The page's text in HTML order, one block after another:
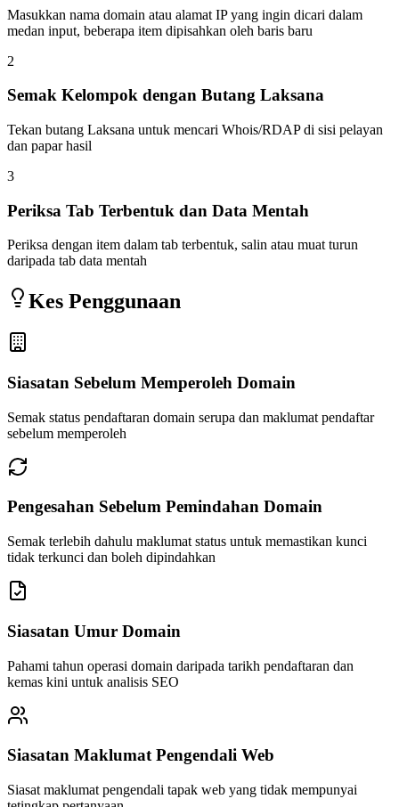
Masukkan nama domain atau alamat IP yang ingin dicari dalam
medan input, beberapa item dipisahkan oleh baris baru
2
Semak Kelompok dengan Butang Laksana
Tekan butang Laksana untuk mencari Whois/RDAP di sisi pelayan
dan papar hasil
3
Periksa Tab Terbentuk dan Data Mentah
Periksa dengan item dalam tab terbentuk, salin atau muat turun
daripada tab data mentah
Kes Penggunaan
Siasatan Sebelum Memperoleh Domain
Semak status pendaftaran domain serupa dan maklumat pendaftar
sebelum memperoleh
Pengesahan Sebelum Pemindahan Domain
Semak terlebih dahulu maklumat status untuk memastikan kunci
tidak terkunci dan boleh dipindahkan
Siasatan Umur Domain
Pahami tahun operasi domain daripada tarikh pendaftaran dan
kemas kini untuk analisis SEO
Siasatan Maklumat Pengendali Web
Siasat maklumat pengendali tapak web yang tidak mempunyai